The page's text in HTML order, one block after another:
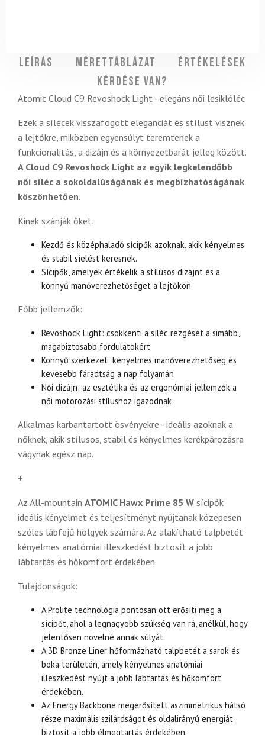
Leírás Mérettáblázat
Értékelések
Kérdése van?
Atomic Cloud C9 Revoshock Light - elegáns női lesiklóléc
Ezek a sílécek visszafogott eleganciát és stílust visznek
a lejtőkre, miközben egyensúlyt teremtenek a
funkcionalitás, a dizájn és a környezetbarát jelleg között.
A Cloud C9 Revoshock Light az egyik legkelendőbb
női síléc a sokoldalúságának és megbízhatóságának
köszönhetően.
Kinek szánják őket:
Kezdő és középhaladó sícipők azoknak, akik kényelmes
és stabil síelést keresnek.
Sícipők, amelyek értékelik a stílusos dizájnt és a
könnyű manőverezhetőséget a lejtőkön
Főbb jellemzők:
Revoshock Light: csökkenti a síléc rezgését a simább,
magabiztosabb fordulatokért
Könnyű szerkezet: kényelmes manőverezhetőség és
kevesebb fáradtság a nap folyamán
Női dizájn: az esztétika és az ergonómiai jellemzők a
női motorozási stílushoz igazodnak
Alkalmas karbantartott ösvényekre - ideális azoknak a
nőknek, akik stílusos, stabil és kényelmes kerékpározásra
vágynak egész nap.
+
Az All-mountain ATOMIC Hawx Prime 85 W sícipők
ideális kényelmet és teljesítményt nyújtanak közepesen
széles lábfejű hölgyek számára. Az alakítható talpbetét
kényelmes anatómiai illeszkedést biztosít a jobb
lábtartás és hőkomfort érdekében.
Tulajdonságok:
A Prolite technológia pontosan ott erősíti meg a
sícipőt, ahol a legnagyobb szükség van rá, anélkül, hogy
jelentősen növelné annak súlyát.
A 3D Bronze Liner hőformázható talpbetét a sarok és
boka területén, amely kényelmes anatómiai
illeszkedést nyújt a jobb lábtartás és hőkomfort
érdekében.
Az Energy Backbone megerősített aszimmetrikus hátsó
része maximális szilárdságot és oldalirányú energiát
biztosít a jobb élmegtartás érdekében.